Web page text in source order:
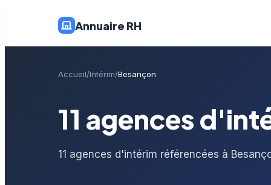
Annuaire RH
Accueil Intérim Besançon
11 agences
11 agences d'intérim référencées à